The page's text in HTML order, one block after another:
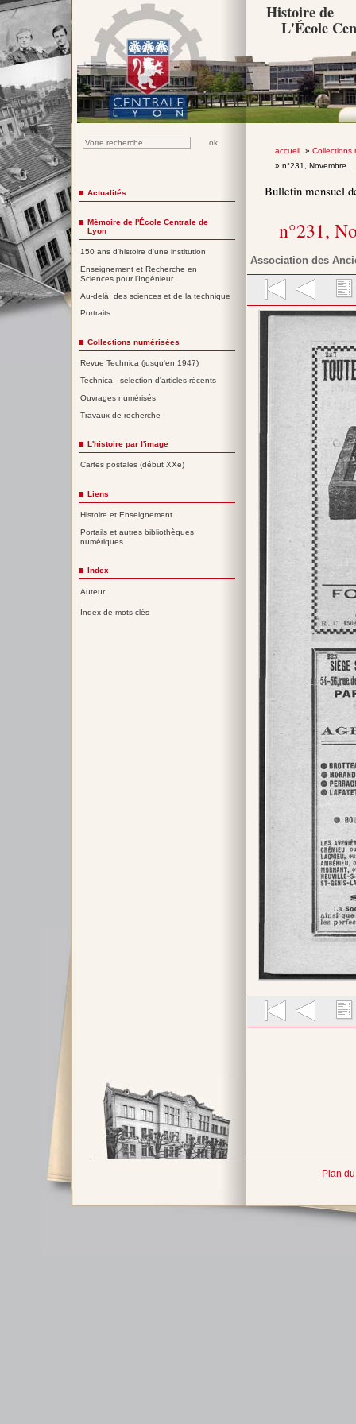
Histoire de
L'École
accueil» Collections
» n°231, Novembre
Bulletin mensuel
n°231,
Association des
Actualités
Mémoire de l'École Centrale de
Lyon
150 ans d'histoire d'une institution
Enseignement et Recherche en
Sciences pour l'Ingénieur
Au-delà des sciences et de la technique
Portraits
Collections numérisées
Revue Technica (jusqu'en 1947)
Technica - sélection d'articles récents
Ouvrages numérisés
Travaux de recherche
L'histoire par l'image
Cartes postales (début XXe)
Liens
Histoire et Enseignement
Portails et autres bibliothèques
numériques
Index
Auteur
Index de mots-clés
Plan